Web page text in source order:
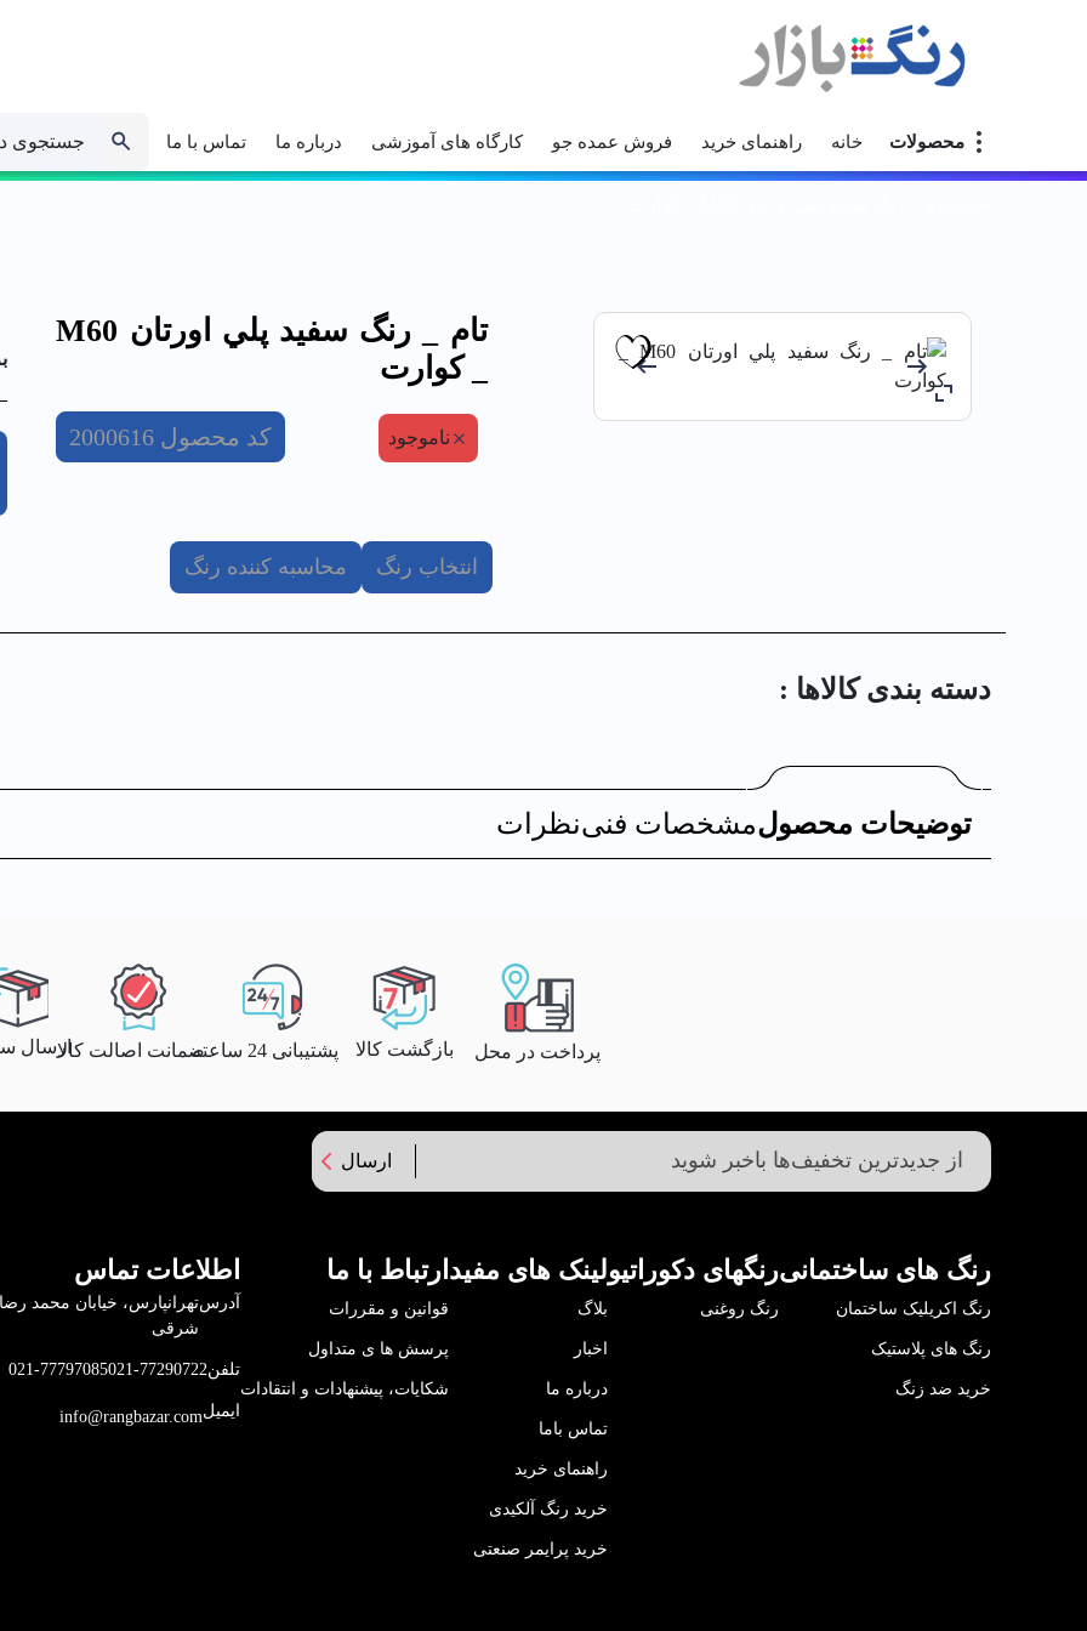
محصولات خانه راهنمای خرید فروش عمده جو کارگاه های آموزشی درباره ما تماس با ما جستجوی
تام _ رنگ سفيد پلي اورتان M60
_ كوارت
ناموجود کد محصول 2000616
انتخاب رنگ محاسبه کننده رنگ
دسته بندی کالا‌ها :
توضیحات محصولمشخصات فنینظرات
پرداخت در محل بازگشت کالا پشتیبانی 24 ساعته ضمانت اصالت کالاارسال
ارسال
رنگ های ساختمانی
رنگ اکریلیک ساختمان
رنگ های پلاستیک
خرید ضد زنگ
رنگهای دکوراتیو
رنگ روغنی
لینک های مفید
بلاگ
اخبار
درباره ما
تماس باما
راهنمای خرید
خرید رنگ آلکیدی
خرید پرایمر صنعتی
ارتباط با ما
قوانین و مقررات
پرسش ها ی متداول
شکایات، پیشنهادات و انتقادات
اطلاعات تماس
آدرس
شرقی
تلفن021-77290722
021-77797085
ایمیلinfo@rangbazar.com